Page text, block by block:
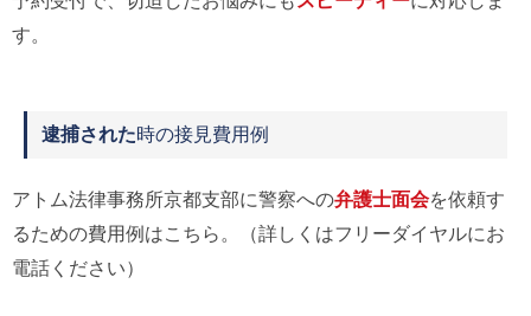
す。
逮捕された時の接見費用例
アトム法律事務所京都支部に警察への弁護士面会を依頼す
るための費用例はこちら。（詳しくはフリーダイヤルにお
電話ください）